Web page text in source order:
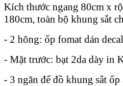
Kích thước ngang 80cm x
180cm, toàn bộ khung sắt
- 2 hông: ốp fomat dán
- Mặt trước: bạt 2da dày in
- 3 ngăn để đồ khung sắt